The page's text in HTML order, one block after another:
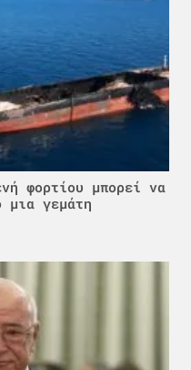
φορτίου μπορεί να
μια γεμάτη